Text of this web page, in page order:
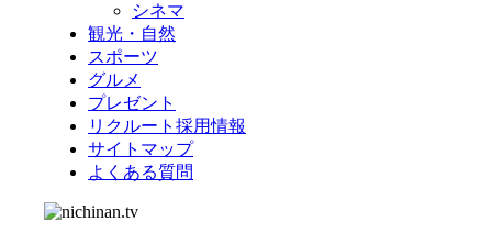
シネマ
観光・自然
スポーツ
グルメ
プレゼント
リクルート採用情報
サイトマップ
よくある質問